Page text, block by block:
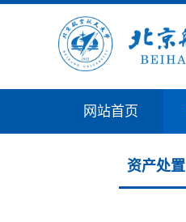
网站首页
资产处置